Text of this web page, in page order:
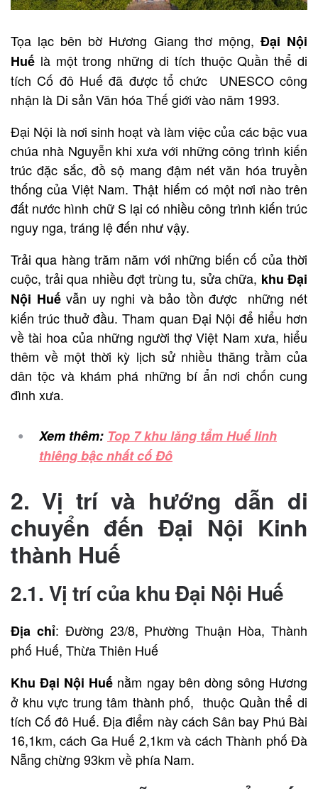
Tọa lạc bên bờ Hương Giang thơ mộng, Đại Nội
Huế là một trong những di tích thuộc Quần thể di
tích Cố đô Huế đã được tổ chức UNESCO công
nhận là Di sản Văn hóa Thế giới vào năm 1993.
Đại Nội là nơi sinh hoạt và làm việc của các bậc vua
chúa nhà Nguyễn khi xưa với những công trình kiến
trúc đặc sắc, đồ sộ mang đậm nét văn hóa truyền
thống của Việt Nam. Thật hiếm có một nơi nào trên
đất nước hình chữ S lại có nhiều công trình kiến trúc
nguy nga, tráng lệ đến như vậy.
Trải qua hàng trăm năm với những biến cố của thời
cuộc, trải qua nhiều đợt trùng tu, sửa chữa, khu Đại
Nội Huếvẫn uy nghi và bảo tồn được những nét
kiến trúc thuở đầu. Tham quan Đại Nội để hiểu hơn
về tài hoa của những người thợ Việt Nam xưa, hiểu
thêm về một thời kỳ lịch sử nhiều thăng trầm của
dân tộc và khám phá những bí ẩn nơi chốn cung
đình xưa.
Xem thêm: Top 7 khu lăng tẩm Huế linh
thiêng bậc nhất cố Đô
2. Vị trí và hướng dẫn di
chuyển đến Đại Nội Kinh
thành Huế
2.1. Vị trí của khu Đại Nội Huế
Địa chỉ: Đường 23/8, Phường Thuận Hòa, Thành
phố Huế, Thừa Thiên Huế
Khu Đại Nội Huế nằm ngay bên dòng sông Hương
ở khu vực trung tâm thành phố, thuộc Quần thể di
tích Cố đô Huế. Địa điểm này cách Sân bay Phú Bài
16,1km, cách Ga Huế 2,1km và cách Thành phố Đà
Nẵng chừng 93km về phía Nam.